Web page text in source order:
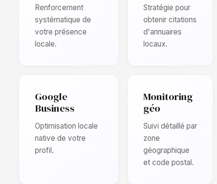
Renforcement
systématique de
votre présence
locale.
Stratégie pour
obtenir citations
d'annuaires
locaux.
Google
Business
Optimisation locale
native de votre
profil.
Monitoring
géo
Suivi détaillé par
zone
géographique
et code postal.